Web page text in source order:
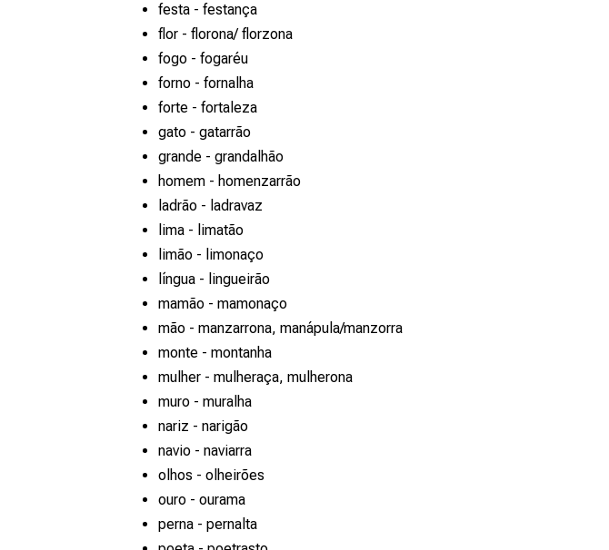
festa - festança
flor - florona/ florzona
fogo - fogaréu
forno - fornalha
forte - fortaleza
gato - gatarrão
grande - grandalhão
homem - homenzarrão
ladrão - ladravaz
lima - limatão
limão - limonaço
língua - lingueirão
mamão - mamonaço
mão - manzarrona, manápula/manzorra
monte - montanha
mulher - mulheraça, mulherona
muro - muralha
nariz - narigão
navio - naviarra
olhos - olheirões
ouro - ourama
perna - pernalta